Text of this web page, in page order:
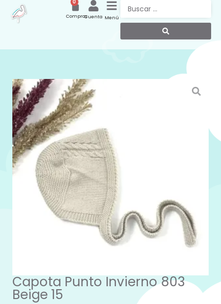
Menú
Cuenta
0
Compras
Capota Punto Invierno 803
Beige 15